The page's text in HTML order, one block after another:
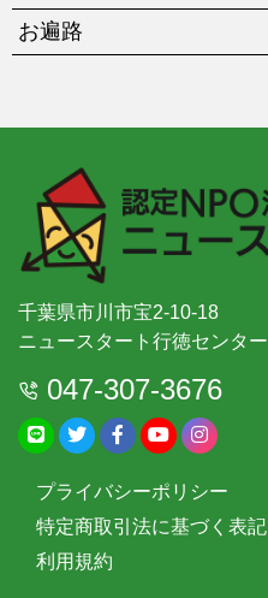
お遍路
千葉県市川市宝2-10-18
ニュースタート行徳センター
047-307-3676
プライバシーポリシー
特定商取引法に基づく表記
利用規約